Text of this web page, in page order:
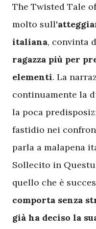
The Twisted Tale
molto sull'
italiana, convinta
ragazza più per
elementi. La
continuamente la
la poca
fastidio nei
parla a malapena
Sollecito in
quello che è
comporta senza
già ha deciso la